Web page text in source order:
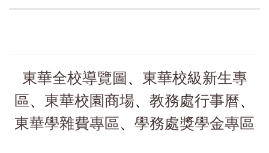
東華全校導覽圖 、 東華校級新生專
區、 東華校園商場、 教務處行事曆、
東華學雜費專區、 學務處獎學金專區